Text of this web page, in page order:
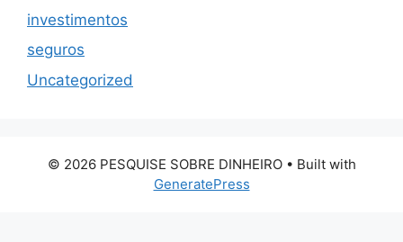
investimentos
seguros
Uncategorized
© 2026 PESQUISE SOBRE DINHEIRO• Built with
GeneratePress